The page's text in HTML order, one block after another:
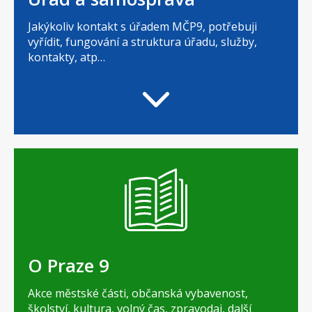
Jakýkoliv kontakt s úřadem MČP9, potřebuji
vyřídit, fungování a struktura úřadu, služby,
kontakty, atp…
O Praze 9
Akce městské části, občanská vybavenost,
školství, kultura, volný čas, zpravodaj, další